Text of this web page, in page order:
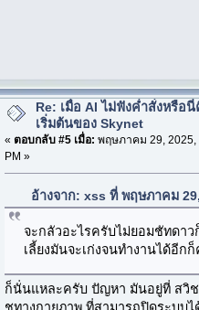
Re: เมื่อ AI ไม่ฟังค่ำสั่งหรือ
เริ่มต้นของ Skynet
« ตอบกลับ #5 เมื่อ: พฤษภาคม 29, 2025,
PM »
อ้างจาก: xss ที่ พฤษภาคม
จะกลัวอะไรครับไม่ยอมชัทดา
เลี้ยงมันจะเก่งจนทำงานได้อีก
ก็นั่นแหละครับ ปัญหา มันอยู่ที่ สวิช
ชทางกายภาพ ที่สามารถปิดระบบ